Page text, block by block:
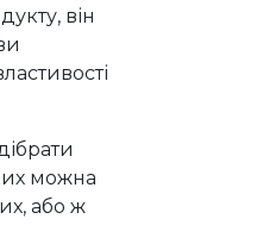
він
можна
або ж